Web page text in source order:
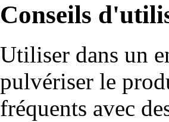
Conseils
Utiliser dans un
pulvériser le
fréquents avec